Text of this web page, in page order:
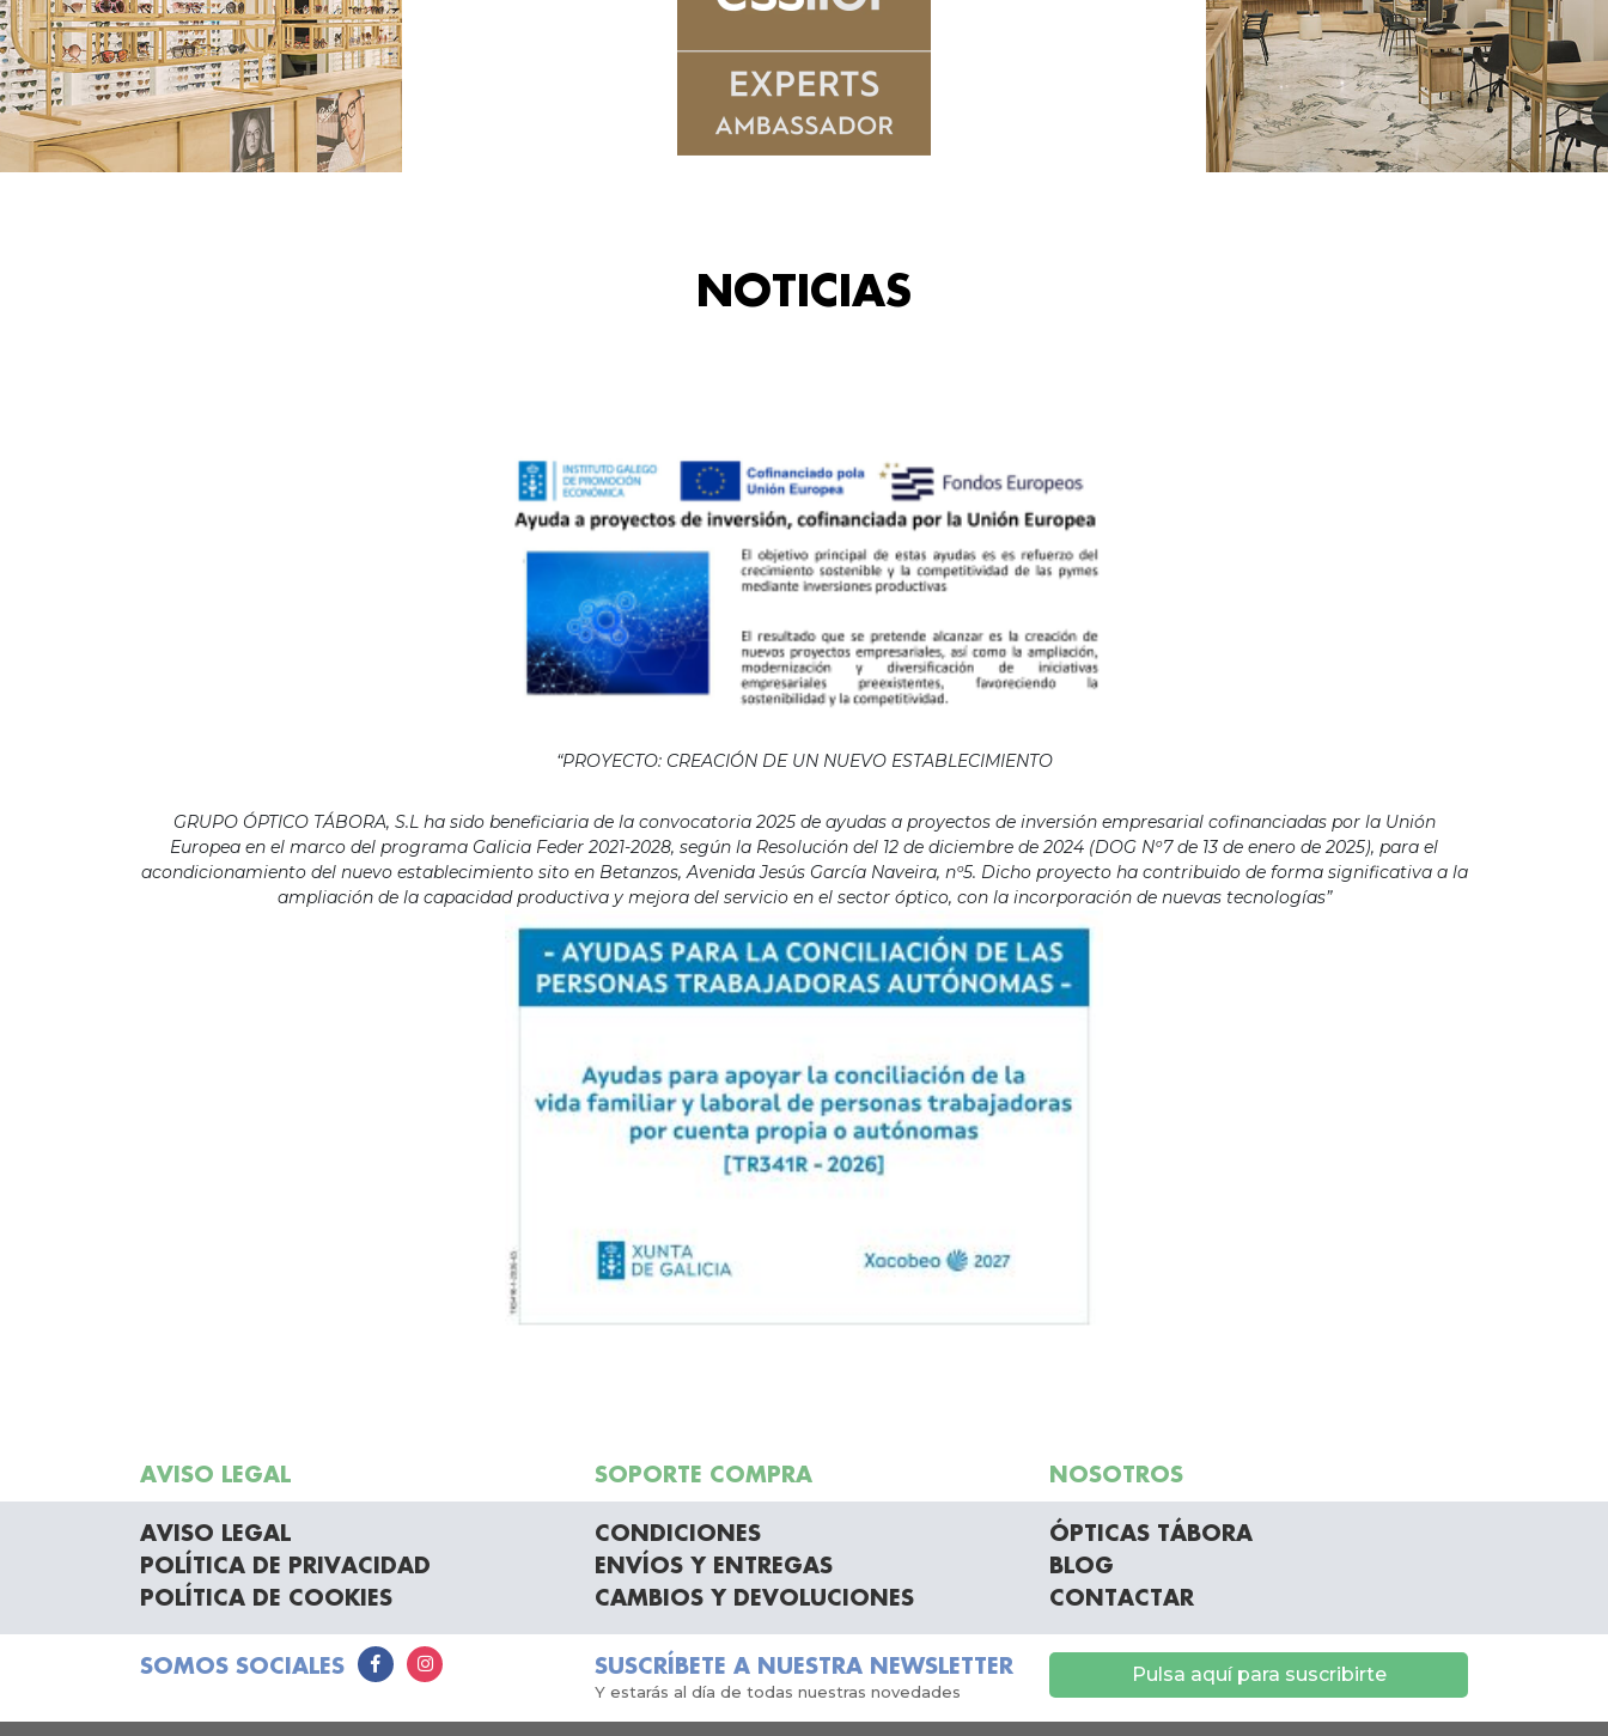
NOTICIAS
“PROYECTO: CREACIÓN DE UN NUEVO ESTABLECIMIENTO
GRUPO ÓPTICO TÁBORA, S.L ha sido beneficiaria de la convocatoria 2025 de ayudas a proyectos de inversión empresarial cofinanciadas por la Unión
Europea en el marco del programa Galicia Feder 2021-2028, según la Resolución del 12 de diciembre de 2024 (DOG Nº7 de 13 de enero de 2025), para el
acondicionamiento del nuevo establecimiento sito en Betanzos, Avenida Jesús García Naveira, nº5. Dicho proyecto ha contribuido de forma significativa a la
ampliación de la capacidad productiva y mejora del servicio en el sector óptico, con la incorporación de nuevas tecnologías”
AVISO LEGAL SOPORTE COMPRA NOSOTROS
AVISO LEGAL
POLÍTICA DE PRIVACIDAD
POLÍTICA DE COOKIES
CONDICIONES
ENVÍOS Y ENTREGAS
CAMBIOS Y DEVOLUCIONES
ÓPTICAS TÁBORA
BLOG
CONTACTAR
SOMOS SOCIALES SUSCRÍBETE A NUESTRA NEWSLETTER
Y estarás al día de todas nuestras novedades
Pulsa aquí para suscribirte